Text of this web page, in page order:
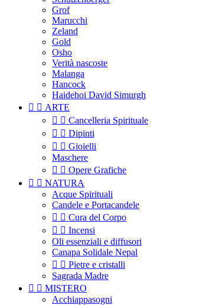
Grof
Marucchi
Zeland
Gold
Osho
Verità nascoste
Malanga
Hancock
Haidehoi David Simurgh
  ARTE
  Cancelleria Spirituale
  Dipinti
  Gioielli
Maschere
  Opere Grafiche
  NATURA
Acque Spirituali
Candele e Portacandele
  Cura del Corpo
  Incensi
Oli essenziali e diffusori
Canapa Solidale Nepal
  Pietre e cristalli
Sagrada Madre
  MISTERO
Acchiappasogni